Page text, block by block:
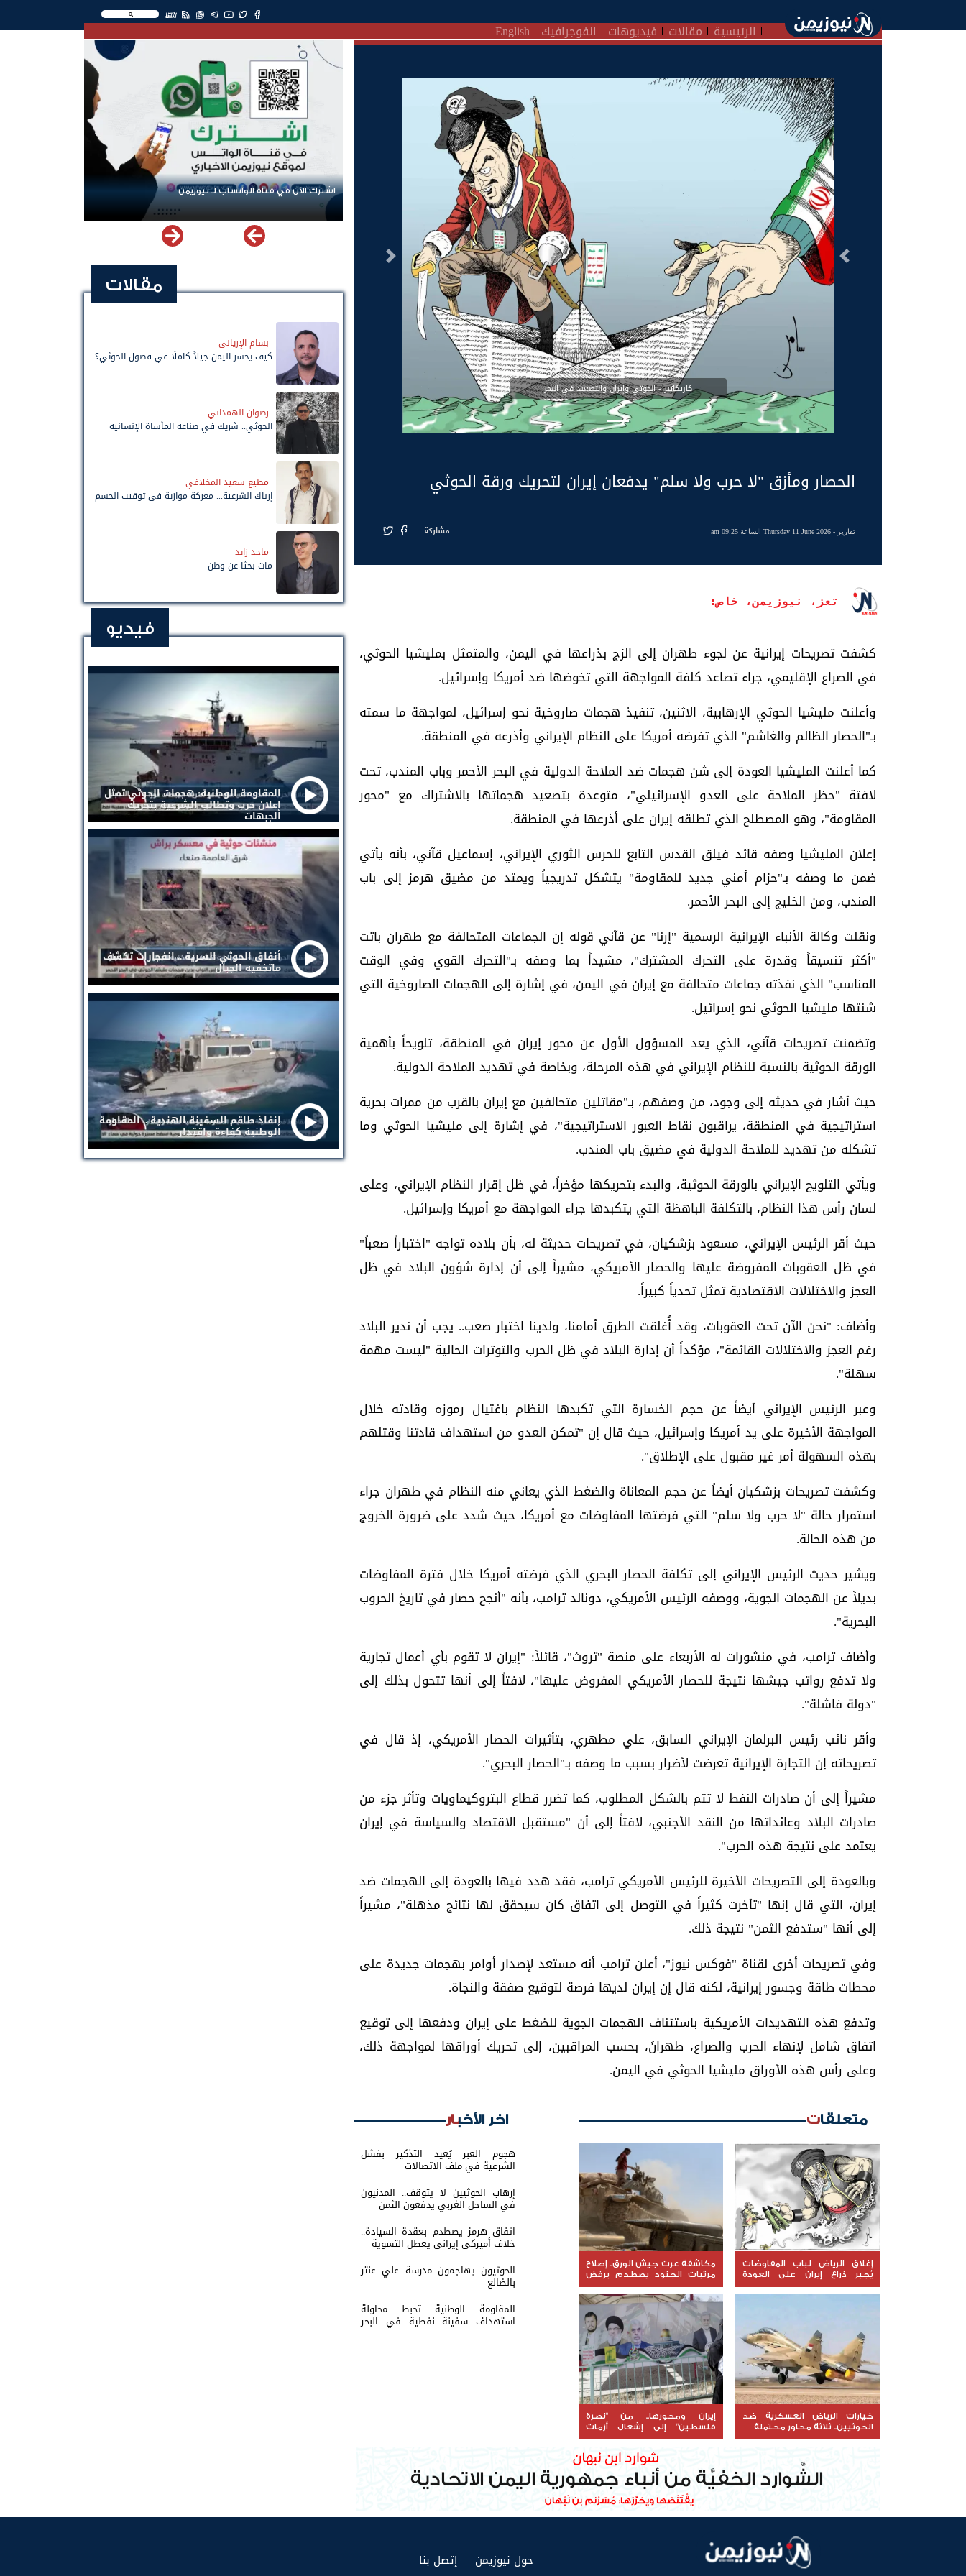
EN
الرئيسية مقالات فيديوهات انفوجرافيك English
كاريكاتير - الحوثي وإيران والتصعيد في البحر
السابق التالى
الحصار ومأزق "لا حرب ولا سلم" يدفعان إيران لتحريك ورقة الحوثي
تقارير - Thursday 11 June 2026 الساعة 09:25 am مشاركة
تعز، نيوزيمن، خاص:
كشفت تصريحات إيرانية عن لجوء طهران إلى الزج بذراعها في اليمن، والمتمثل بمليشيا الحوثي،
في الصراع الإقليمي، جراء تصاعد كلفة المواجهة التي تخوضها ضد أمريكا وإسرائيل.
وأعلنت مليشيا الحوثي الإرهابية، الاثنين، تنفيذ هجمات صاروخية نحو إسرائيل، لمواجهة ما سمته
بـ"الحصار الظالم والغاشم" الذي تفرضه أمريكا على النظام الإيراني وأذرعه في المنطقة.
كما أعلنت المليشيا العودة إلى شن هجمات ضد الملاحة الدولية في البحر الأحمر وباب المندب، تحت
لافتة "حظر الملاحة على العدو الإسرائيلي"، متوعدة بتصعيد هجماتها بالاشتراك مع "محور
المقاومة"، وهو المصطلح الذي تطلقه إيران على أذرعها في المنطقة.
إعلان المليشيا وصفه قائد فيلق القدس التابع للحرس الثوري الإيراني، إسماعيل قآني، بأنه يأتي
ضمن ما وصفه بـ"حزام أمني جديد للمقاومة" يتشكل تدريجياً ويمتد من مضيق هرمز إلى باب
المندب، ومن الخليج إلى البحر الأحمر.
ونقلت وكالة الأنباء الإيرانية الرسمية "إرنا" عن قآني قوله إن الجماعات المتحالفة مع طهران باتت
"أكثر تنسيقاً وقدرة على التحرك المشترك"، مشيداً بما وصفه بـ"التحرك القوي وفي الوقت
المناسب" الذي نفذته جماعات متحالفة مع إيران في اليمن، في إشارة إلى الهجمات الصاروخية التي
شنتها مليشيا الحوثي نحو إسرائيل.
وتضمنت تصريحات قآني، الذي يعد المسؤول الأول عن محور إيران في المنطقة، تلويحاً بأهمية
الورقة الحوثية بالنسبة للنظام الإيراني في هذه المرحلة، وبخاصة في تهديد الملاحة الدولية.
حيث أشار في حديثه إلى وجود، من وصفهم، بـ"مقاتلين متحالفين مع إيران بالقرب من ممرات بحرية
استراتيجية في المنطقة، يراقبون نقاط العبور الاستراتيجية"، في إشارة إلى مليشيا الحوثي وما
تشكله من تهديد للملاحة الدولية في مضيق باب المندب.
ويأتي التلويح الإيراني بالورقة الحوثية، والبدء بتحريكها مؤخراً، في ظل إقرار النظام الإيراني، وعلى
لسان رأس هذا النظام، بالتكلفة الباهظة التي يتكبدها جراء المواجهة مع أمريكا وإسرائيل.
حيث أقر الرئيس الإيراني، مسعود بزشكيان، في تصريحات حديثة له، بأن بلاده تواجه "اختباراً صعباً"
في ظل العقوبات المفروضة عليها والحصار الأمريكي، مشيراً إلى أن إدارة شؤون البلاد في ظل
العجز والاختلالات الاقتصادية تمثل تحدياً كبيراً.
وأضاف: "نحن الآن تحت العقوبات، وقد أُغلقت الطرق أمامنا، ولدينا اختبار صعب.. يجب أن ندير البلاد
رغم العجز والاختلالات القائمة"، مؤكداً أن إدارة البلاد في ظل الحرب والتوترات الحالية "ليست مهمة
سهلة".
وعبر الرئيس الإيراني أيضاً عن حجم الخسارة التي تكبدها النظام باغتيال رموزه وقادته خلال
المواجهة الأخيرة على يد أمريكا وإسرائيل، حيث قال إن "تمكن العدو من استهداف قادتنا وقتلهم
بهذه السهولة أمر غير مقبول على الإطلاق".
وكشفت تصريحات بزشكيان أيضاً عن حجم المعاناة والضغط الذي يعاني منه النظام في طهران جراء
استمرار حالة "لا حرب ولا سلم" التي فرضتها المفاوضات مع أمريكا، حيث شدد على ضرورة الخروج
من هذه الحالة.
ويشير حديث الرئيس الإيراني إلى تكلفة الحصار البحري الذي فرضته أمريكا خلال فترة المفاوضات
بديلاً عن الهجمات الجوية، ووصفه الرئيس الأمريكي، دونالد ترامب، بأنه "أنجح حصار في تاريخ الحروب
البحرية".
وأضاف ترامب، في منشورات له الأربعاء على منصة "تروث"، قائلاً: "إيران لا تقوم بأي أعمال تجارية
ولا تدفع رواتب جيشها نتيجة للحصار الأمريكي المفروض عليها"، لافتاً إلى أنها تتحول بذلك إلى
"دولة فاشلة".
وأقر نائب رئيس البرلمان الإيراني السابق، علي مطهري، بتأثيرات الحصار الأمريكي، إذ قال في
تصريحاته إن التجارة الإيرانية تعرضت لأضرار بسبب ما وصفه بـ"الحصار البحري".
مشيراً إلى أن صادرات النفط لا تتم بالشكل المطلوب، كما تضرر قطاع البتروكيماويات وتأثر جزء من
صادرات البلاد وعائداتها من النقد الأجنبي، لافتاً إلى أن "مستقبل الاقتصاد والسياسة في إيران
يعتمد على نتيجة هذه الحرب".
وبالعودة إلى التصريحات الأخيرة للرئيس الأمريكي ترامب، فقد هدد فيها بالعودة إلى الهجمات ضد
إيران، التي قال إنها "تأخرت كثيراً في التوصل إلى اتفاق كان سيحقق لها نتائج مذهلة"، مشيراً
إلى أنها "ستدفع الثمن" نتيجة ذلك.
وفي تصريحات أخرى لقناة "فوكس نيوز"، أعلن ترامب أنه مستعد لإصدار أوامر بهجمات جديدة على
محطات طاقة وجسور إيرانية، لكنه قال إن إيران لديها فرصة لتوقيع صفقة والنجاة.
وتدفع هذه التهديدات الأمريكية باستئناف الهجمات الجوية للضغط على إيران ودفعها إلى توقيع
اتفاق شامل لإنهاء الحرب والصراع، طهرانَ، بحسب المراقبين، إلى تحريك أوراقها لمواجهة ذلك،
وعلى رأس هذه الأوراق مليشيا الحوثي في اليمن.
متعلقات
إغلاق الرياض لباب المفاوضات
يُجبر ذراع إيران على العودة
للتصعيد
مكاشفة عرت جيش الورق.. إصلاح
مرتبات الجنود يصطدم برفض
إخواني
خيارات الرياض العسكرية ضد
الحوثيين.. ثلاثة محاور محتملة
إيران ومحورها.. من "نصرة
فلسطين" إلى إشعال أزمات
المنطقة
اخر الأخبار
هجوم العبر يُعيد التذكير بفشل
الشرعية في ملف الاتصالات
إرهاب الحوثيين لا يتوقف.. المدنيون
في الساحل الغربي يدفعون الثمن
اتفاق هرمز يصطدم بعقدة السيادة..
خلاف أميركي إيراني يعطل التسوية
الحوثيون يهاجمون مدرسة علي عنتر
بالضالع
المقاومة الوطنية تحبط محاولة
استهداف سفينة نفطية في البحر
اشترك الآن في قناة الواتساب لـ نيوزيمن
مقالات
بسام الإرياني
كيف يخسر اليمن جيلاً كاملًا في فصول الحوثي؟
رضوان الهمداني
الحوثي.. شريك في صناعة المأساة الإنسانية
مطيع سعيد المخلافي
إرباك الشرعية... معركة موازية في توقيت الحسم
ماجد زايد
مات بحثًا عن وطن
فيديو
المقاومة الوطنية: هجمات الحوثي تمثل
إعلان حرب وتطالب الشرعية بتحريك
الجبهات
أنفاق الحوثي السرية .. انفجارات تكشف
ماتخفيه الجبال
إنقاذ طاقم السفينة الهندية .. المقاومة
الوطنية كفاءة واقتدار
حول نيوزيمن إتصل بنا